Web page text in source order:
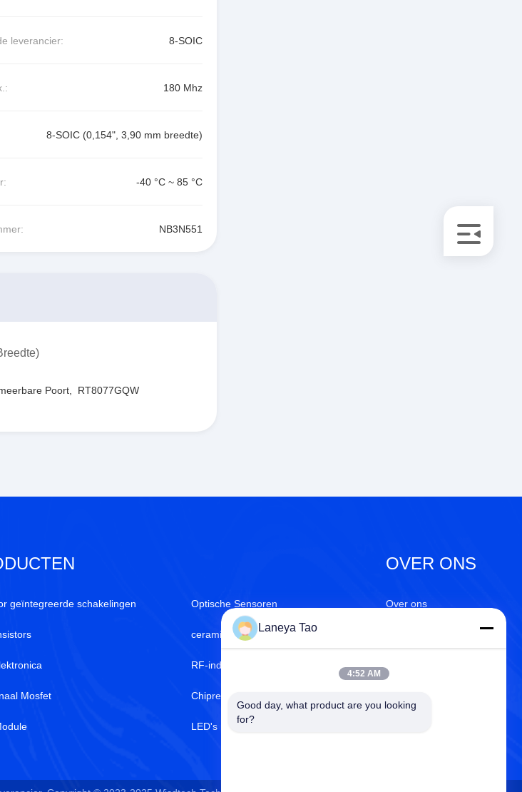
leverancier: 8-SOIC
180 Mhz
8-SOIC (0,154", 3,90 mm breedte)
-40 °C ~ 85 °C
NB3N551
Poort RT8077GQW
geïntegreerde schakelingen
Mosfet
Optische Sensoren
ceramische condensatoren
RF-inducteurs
Chipresistoren
LED's met een hoog vermogen
OVER ONS
Over ons
Laneya Tao
4:52 AM
Good day, what product are you looking
for?